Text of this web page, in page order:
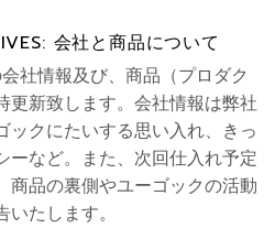
会社と商品について
社情報及び、商品（プロダク
更新致します。会社情報は弊社
ックにたいする思い入れ、きっ
ーなど。また、次回仕入れ予定
商品の裏側やユーゴックの活動
いたします。